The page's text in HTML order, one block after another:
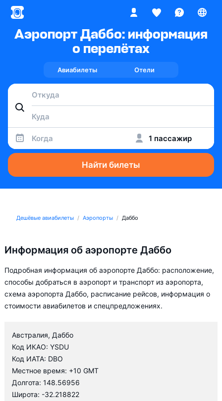
Аэропорт Даббо: информация
о перелётах
Авиабилеты Отели
Когда 1 пассажир
Найти билеты
Дешёвые авиабилеты Аэропорты Даббо
Информация об аэропорте Даббо
Подробная информация об аэропорте Даббо: расположение,
способы добраться в аэропорт и транспорт из аэропорта,
схема аэропорта Даббо, расписание рейсов, информация о
стоимости авиабилетов и спецпредложениях.
Австралия, Даббо
Код ИКАО: YSDU
Код ИАТА: DBO
Местное время: +10 GMT
Долгота: 148.56956
Широта: -32.218822